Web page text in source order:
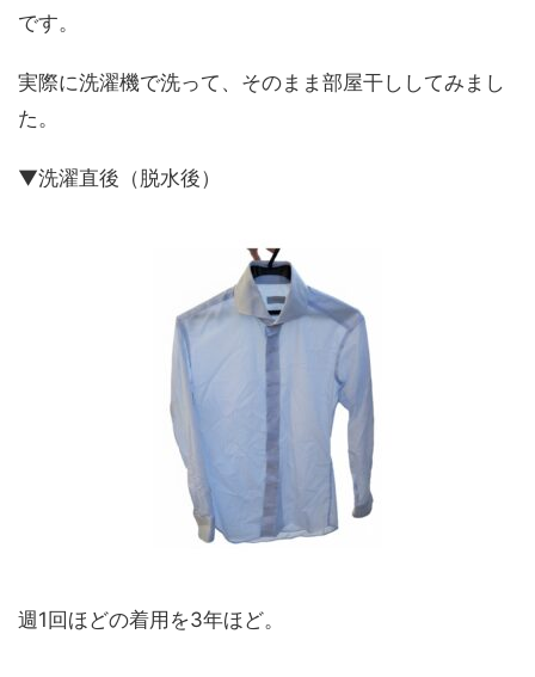
です。
実際に洗濯機で洗って、そのまま部屋干ししてみまし
た。
▼洗濯直後（脱水後）
週1回ほどの着用を3年ほど。